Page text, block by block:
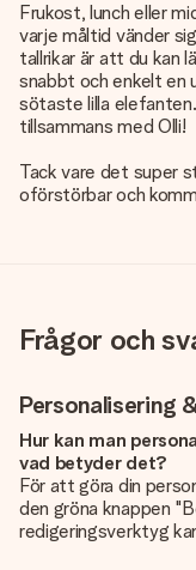
Frukost, lunch eller
varje måltid vänder
tallrikar är att du kan
snabbt och enkelt en
sötaste lilla
tillsammans med Olli!
Tack vare det super
oförstörbar och
Frågor och
Personalisering
Hur kan man
vad betyder det?
För att göra din
den gröna knappen
redigeringsverktyg